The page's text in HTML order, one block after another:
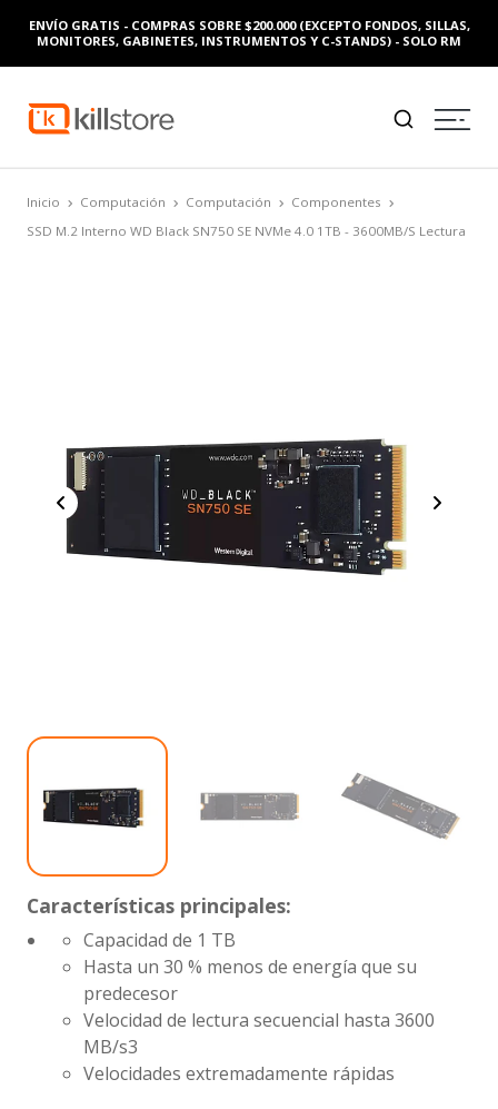
ENVÍO GRATIS - COMPRAS SOBRE $200.000 (EXCEPTO FONDOS, SILLAS,
MONITORES, GABINETES, INSTRUMENTOS Y C-STANDS) - SOLO RM
Inicio Computación Computación
Componentes
SSD M.2 Interno WD Black SN750 SE NVMe 4.0 1TB - 3600MB/S Lectura
Características principales:
Capacidad de 1 TB
Hasta un 30 % menos de energía que su
predecesor
Velocidad de lectura secuencial hasta 3600
MB/s3
Velocidades extremadamente rápidas